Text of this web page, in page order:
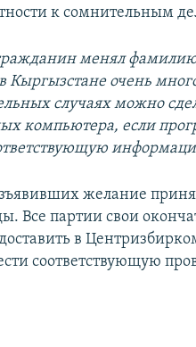
к сомнительным
менял
в Кыргызстане очень
случаях можно
компьютера, если
желание
Все партии свои
в
соответствующую